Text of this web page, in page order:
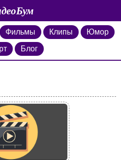
Фильмы Клипы
Юмор
Блог